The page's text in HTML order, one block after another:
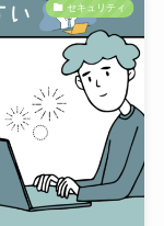
セキュリティ